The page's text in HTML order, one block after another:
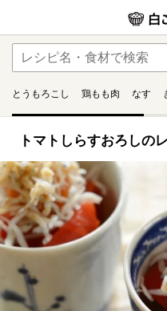
とうもろこし 鶏もも肉 なす
トマトしらすおろしの